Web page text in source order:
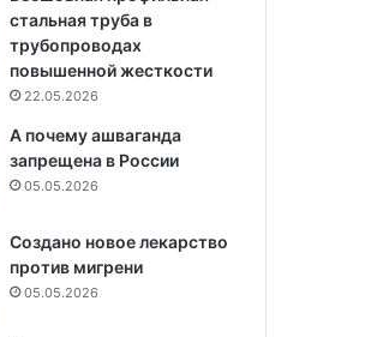
стальная труба в
трубопроводах
повышенной жесткости
22.05.2026
А почему ашваганда
запрещена в России
05.05.2026
Создано новое лекарство
против мигрени
05.05.2026